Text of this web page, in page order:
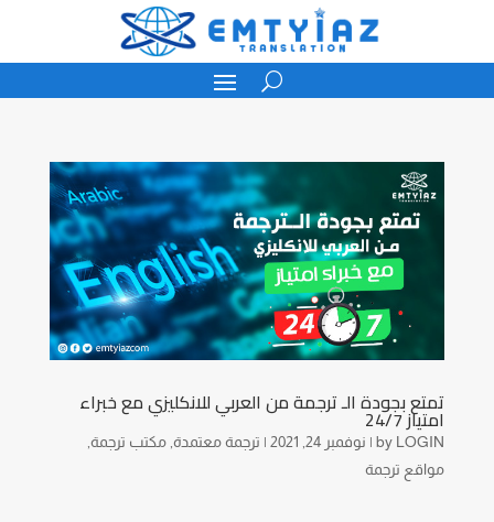
تمتع بجودة الـ ترجمة من العربي للانكليزي مع خبراء
امتياز 24/7
by LOGIN
| نوفمبر 24, 2021 | ترجمة معتمدة, مكتب ترجمة,
مواقع ترجمة